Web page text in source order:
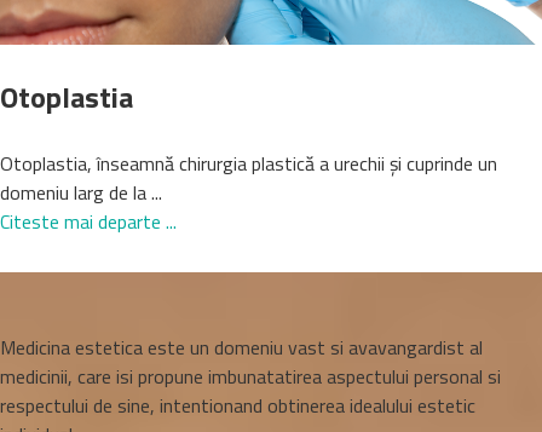
Otoplastia
Otoplastia, înseamnă chirurgia plastică a urechii şi cuprinde un
domeniu larg de la ...
Citeste mai departe ...
Medicina estetica este un domeniu vast si avavangardist al
medicinii, care isi propune imbunatatirea aspectului personal si
respectului de sine, intentionand obtinerea idealului estetic